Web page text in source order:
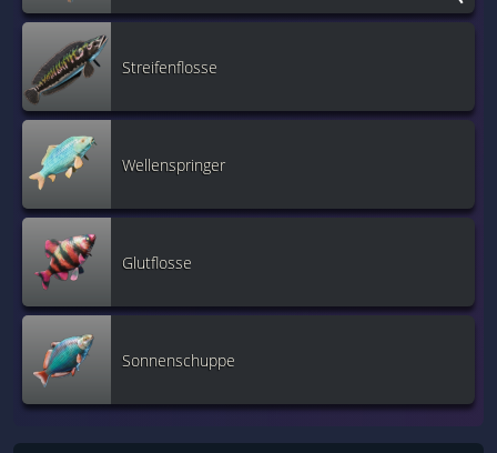
Streifenflosse
Wellenspringer
Glutflosse
Sonnenschuppe